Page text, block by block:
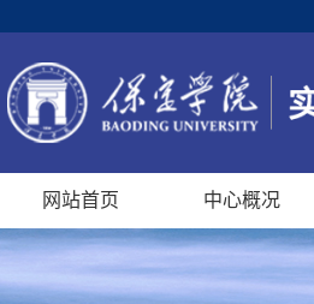
网站首页 中心概况